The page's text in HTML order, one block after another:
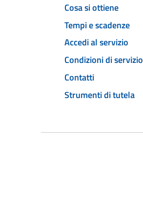
Cosa si ottiene
Tempi e scadenze
Accedi al servizio
Condizioni di servizio
Contatti
Strumenti di tutela